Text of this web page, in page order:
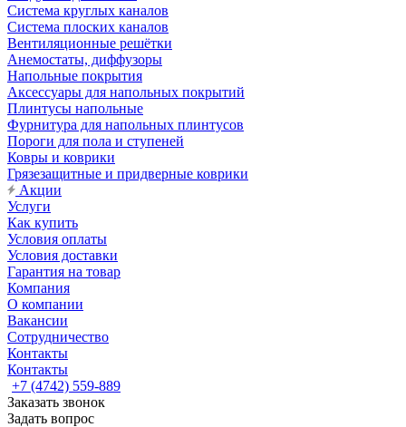
Система круглых каналов
Система плоских каналов
Вентиляционные решётки
Анемостаты, диффузоры
Напольные покрытия
Аксессуары для напольных покрытий
Плинтусы напольные
Фурнитура для напольных плинтусов
Пороги для пола и ступеней
Ковры и коврики
Грязезащитные и придверные коврики
Акции
Услуги
Как купить
Условия оплаты
Условия доставки
Гарантия на товар
Компания
О компании
Вакансии
Сотрудничество
Контакты
Контакты
+7 (4742) 559-889
Заказать звонок
Задать вопрос